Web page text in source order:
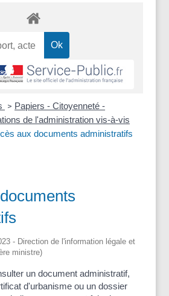
> Papiers - Citoyenneté -
de l'administration vis-à-vis
aux documents administratifs
- Direction de l'information légale et
ministre)
un document administratif,
d'urbanisme ou un dossier